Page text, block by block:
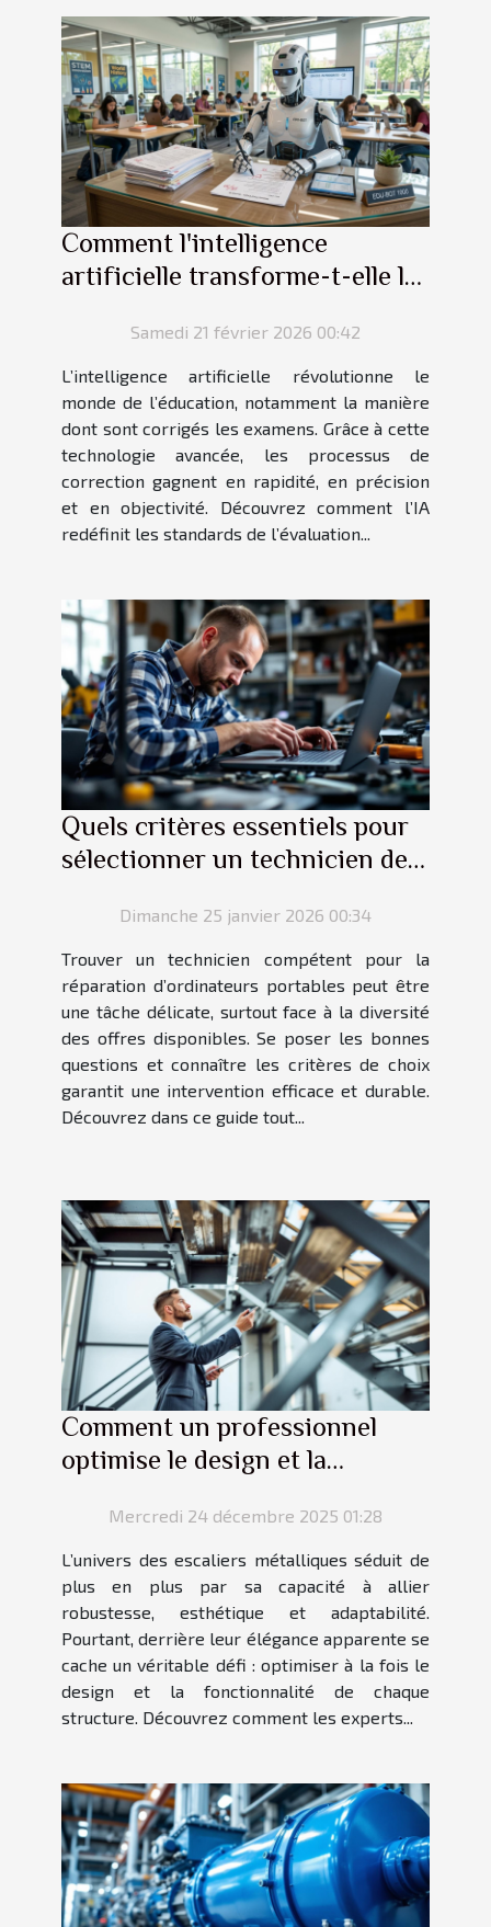
Comment l'intelligence
artificielle transforme-t-elle la
Samedi 21 février 2026 00:42
L’intelligence artificielle révolutionne le
monde de l’éducation, notamment la manière
dont sont corrigés les examens. Grâce à cette
technologie avancée, les processus de
correction gagnent en rapidité, en précision
et en objectivité. Découvrez comment l’IA
redéfinit les standards de l’évaluation...
Quels critères essentiels pour
sélectionner un technicien de
portables ?
Dimanche 25 janvier 2026 00:34
Trouver un technicien compétent pour la
réparation d’ordinateurs portables peut être
une tâche délicate, surtout face à la diversité
des offres disponibles. Se poser les bonnes
questions et connaître les critères de choix
garantit une intervention efficace et durable.
Découvrez dans ce guide tout...
Comment un professionnel
optimise le design et la
métalliques ?
Mercredi 24 décembre 2025 01:28
L’univers des escaliers métalliques séduit de
plus en plus par sa capacité à allier
robustesse, esthétique et adaptabilité.
Pourtant, derrière leur élégance apparente se
cache un véritable défi : optimiser à la fois le
design et la fonctionnalité de chaque
structure. Découvrez comment les experts...